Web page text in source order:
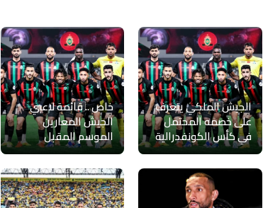
الجيش الملكي يتعرف
على خصمه المحتمل
في كأس الكونفدرالية
خاص .. قائمة لاعبي
الجيش المعارين
الموسم المقبل